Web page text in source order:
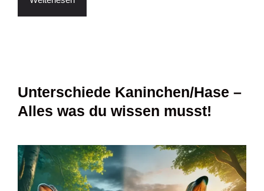
Unterschiede Kaninchen/Hase –
Alles was du wissen musst!